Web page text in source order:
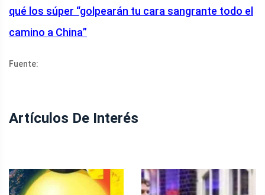
qué los súper “golpearán tu cara sangrante todo el
camino a China”
Fuente:
Artículos De Interés